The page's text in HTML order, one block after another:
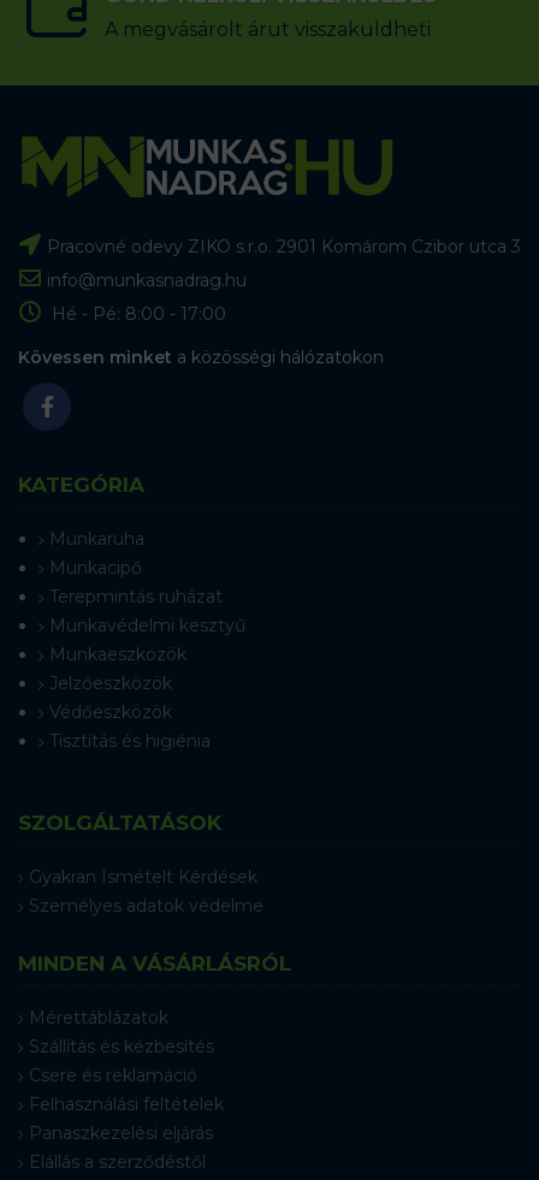
A megvásárolt árut visszaküldheti
Pracovné odevy ZIKO s.r.o. 2901 Komárom Czibor utca 3
info@munkasnadrag.hu
Hé - Pé: 8:00 - 17:00
Kövessen minket a közösségi hálózatokon
KATEGÓRIA
Munkaruha
Munkacipő
Terepmintás ruházat
Munkavédelmi kesztyű
Munkaeszközök
Jelzőeszközök
Védőeszközök
Tisztítás és higiénia
SZOLGÁLTATÁSOK
Gyakran Ismételt Kérdések
Személyes adatok védelme
MINDEN A VÁSÁRLÁSRÓL
Mérettáblázatok
Szállítás és kézbesítés
Csere és reklamáció
Felhasználási feltételek
Panaszkezelési eljárás
Elállás a szerződéstől